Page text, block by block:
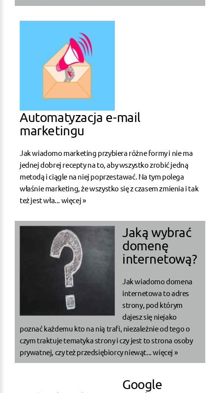
Automatyzacja e-mail
marketingu
Jak wiadomo marketing przybiera różne formy i nie ma
jednej dobrej recepty na to, aby wszystko zrobić jedną
metodą i ciągle na niej poprzestawać. Na tym polega
właśnie marketing, że wszystko się z czasem zmienia i tak
też jest wła... więcej »
Jaką wybrać
domenę
internetową?
Jak wiadomo domena
internetowa to adres
strony, pod którym
dajesz się niejako
poznać każdemu kto na nią trafi, niezależnie od tego o
czym traktuje tematyka strony i czy jest to strona osoby
prywatnej, czy też przedsiębiorcy niewąt...więcej »
Google